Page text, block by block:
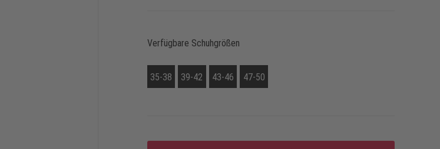
Verfügbare Schuhgrößen
35-38 39-42 43-46 47-50